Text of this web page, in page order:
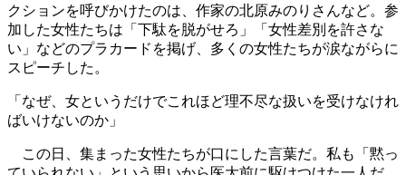
クションを呼びかけたのは、作家の北原みのりさんなど。参
加した女性たちは「下駄を脱がせろ」「女性差別を許さな
い」などのプラカードを掲げ、多くの女性たちが涙ながらに
スピーチした。
「なぜ、女というだけでこれほど理不尽な扱いを受けなけれ
ばいけないのか」
この日、集まった女性たちが口にした言葉だ。私も「黙っ